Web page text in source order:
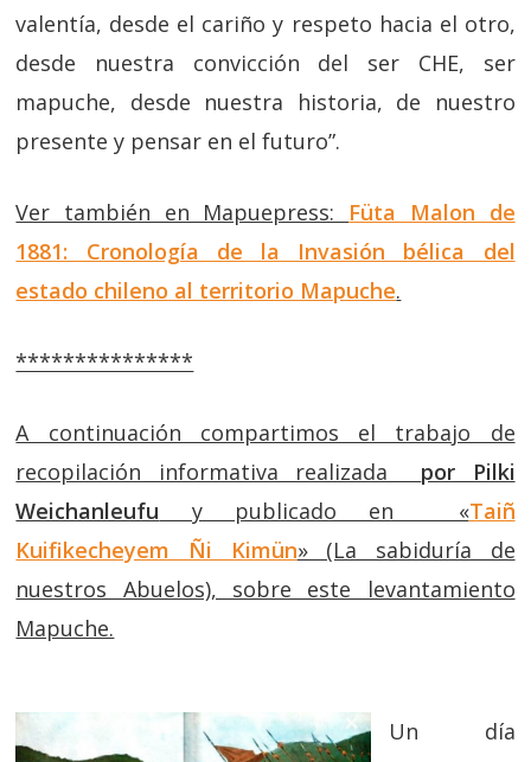
valentía, desde el cariño y respeto hacia el otro,
desde nuestra convicción del ser CHE, ser
mapuche, desde nuestra historia, de nuestro
presente y pensar en el futuro”.
Ver también en Mapuepress: Füta Malon de
1881: Cronología de la Invasión bélica del
estado chileno al territorio Mapuche.
***************
A continuación compartimos el trabajo de
recopilación informativa realizada por Pilki
Weichanleufu y publicado en «Taiñ
Kuifikecheyem Ñi Kimün» (La sabiduría de
nuestros Abuelos), sobre este levantamiento
Mapuche.
Un día